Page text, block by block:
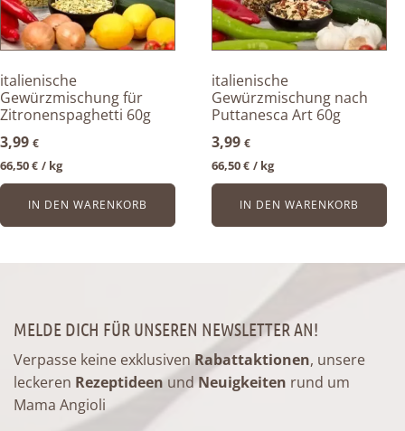
italienische
Gewürzmischung für
Zitronenspaghetti 60g
3,99 €
66,50€ / kg
IN DEN WARENKORB
italienische
Gewürzmischung nach
Puttanesca Art 60g
3,99€
66,50€ / kg
IN DEN WARENKORB
MELDE DICH FÜR UNSEREN NEWSLETTER AN!
Verpasse keine exklusivenRabattaktionen, unsere
leckeren Rezeptideen undNeuigkeiten rund um
Mama Angioli